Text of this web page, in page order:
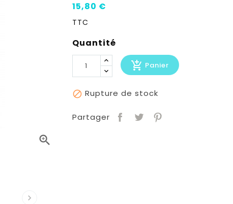


15,80 €
TTC
Quantité
add_shopping_cart Panier
 Rupture de stock
Partager